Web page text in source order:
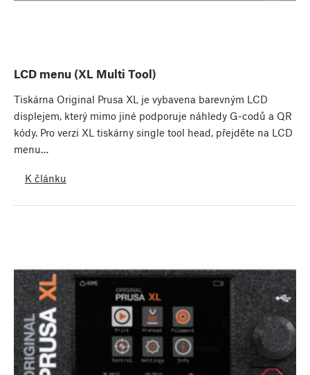
LCD menu (XL Multi Tool)
Tiskárna Original Prusa XL je vybavena barevným LCD
displejem, který mimo jiné podporuje náhledy G-codů a QR
kódy. Pro verzi XL tiskárny single tool head, přejděte na LCD
menu…
K článku